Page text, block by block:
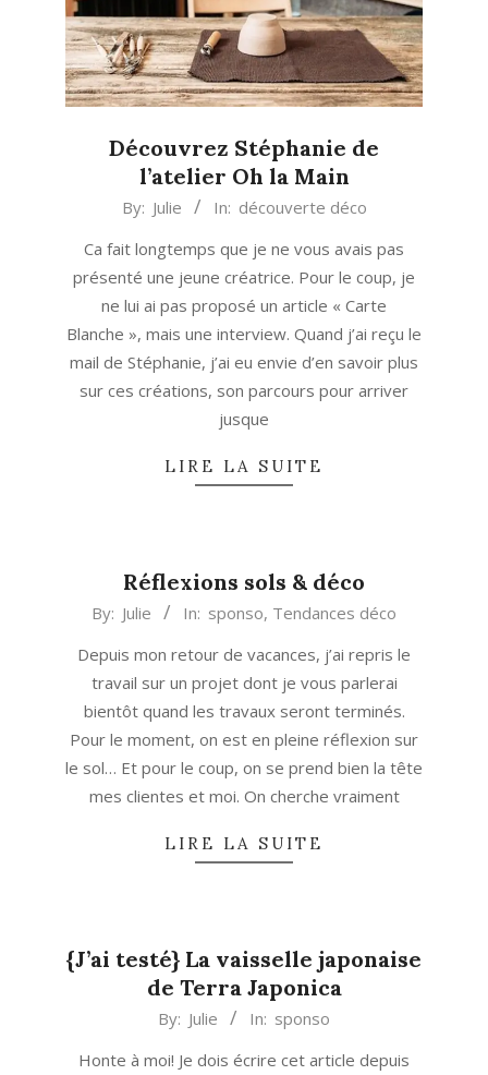
Découvrez Stéphanie de
l’atelier Oh la Main
By: Julie In: découverte déco
Ca fait longtemps que je ne vous avais pas
présenté une jeune créatrice. Pour le coup, je
ne lui ai pas proposé un article « Carte
Blanche », mais une interview. Quand j’ai reçu le
mail de Stéphanie, j’ai eu envie d’en savoir plus
sur ces créations, son parcours pour arriver
jusque
LIRE LA SUITE
Réflexions sols & déco
2014-
26
By: Julie In: sponso, Tendances déco
Depuis mon retour de vacances, j’ai repris le
travail sur un projet dont je vous parlerai
bientôt quand les travaux seront terminés.
Pour le moment, on est en pleine réflexion sur
le sol… Et pour le coup, on se prend bien la tête
mes clientes et moi. On cherche vraiment
LIRE LA SUITE
{J’ai testé} La vaisselle japonaise
de Terra Japonica
By: Julie In: sponso
Honte à moi! Je dois écrire cet article depuis